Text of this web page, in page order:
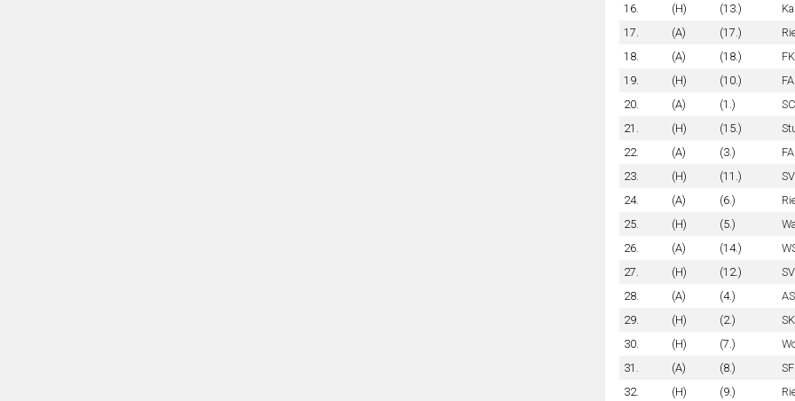
16.
(H) (13.)
17.
(A) (17.)
18.
(A) (18.)
19.
(H) (10.)
20.
(A) (1.)
21.
(H) (15.)
22.
(A) (3.)
23.
(H) (11.)
24.
(A) (6.)
25.
(H) (5.)
26.
(A) (14.)
27.
(H) (12.)
28.
(A) (4.)
29.
(H) (2.)
30.
(H) (7.)
31.
(A) (8.)
32.
(H) (9.)